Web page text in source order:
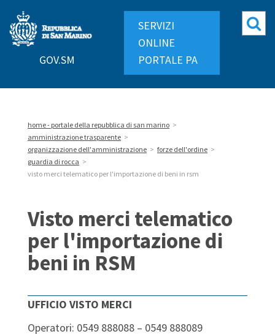
Repubblica
di
GOV.SM
SERVIZI
ONLINE
PORTALE PA
home - portale della repubblica di san marino >
amministrazione trasparente >
organizzazione dell'amministrazione > forze dell'ordine >
guardia di rocca >
visto merci telematico per l'importazione di beni in rsm
Visto merci telematico
per l'importazione di
beni in RSM
UFFICIO VISTO MERCI
Operatori: 0549 888088 – 0549 888089